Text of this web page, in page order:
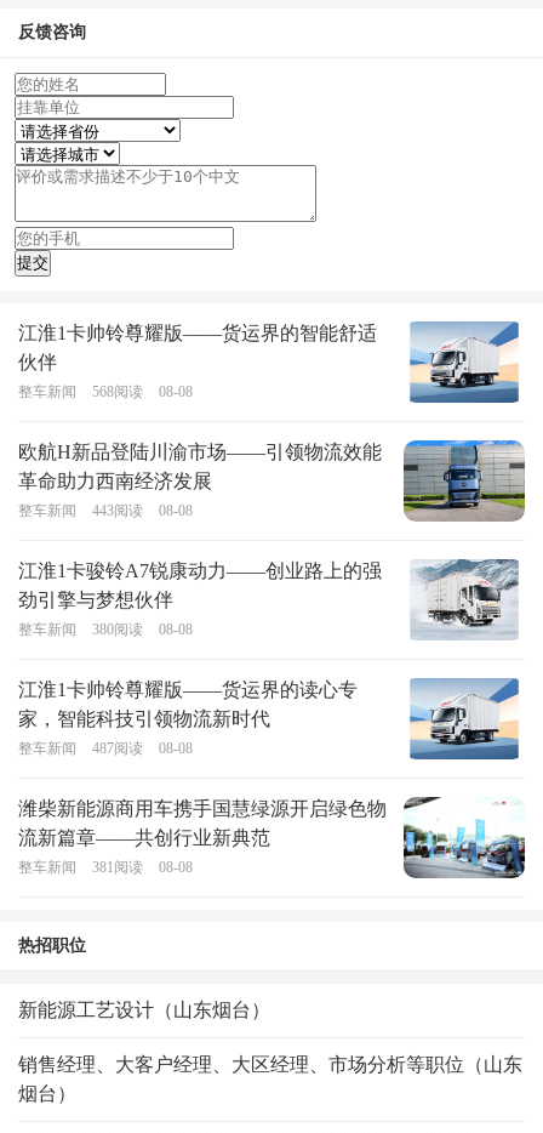
反馈咨询
江淮1卡帅铃尊耀版——货运界的智能舒适
伙伴
整车新闻 568阅读 08-08
欧航H新品登陆川渝市场——引领物流效能
革命助力西南经济发展
整车新闻 443阅读 08-08
江淮1卡骏铃A7锐康动力——创业路上的强
劲引擎与梦想伙伴
整车新闻 380阅读 08-08
江淮1卡帅铃尊耀版——货运界的读心专
家，智能科技引领物流新时代
整车新闻 487阅读 08-08
潍柴新能源商用车携手国慧绿源开启绿色物
流新篇章——共创行业新典范
整车新闻 381阅读 08-08
热招职位
新能源工艺设计（山东烟台）
销售经理、大客户经理、大区经理、市场分析等职位（山东
烟台）